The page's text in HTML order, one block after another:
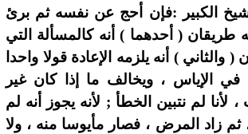
الكبير :فإن أحج عن نفسه ثم برئ
( أحدهما ) أنه كالمسألة التي
( والثاني ) أنه يلزمه الإعادة قولا واحدا
في الإياس ، ويخالف ما إذا كان غير
لم نتبين الخطأ ; لأنه يجوز أنه لم
ثم زاد المرض ، فصار مأيوسا منه ، ولا